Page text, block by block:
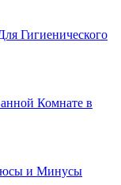
Гигиенического
Комнате в
и Минусы